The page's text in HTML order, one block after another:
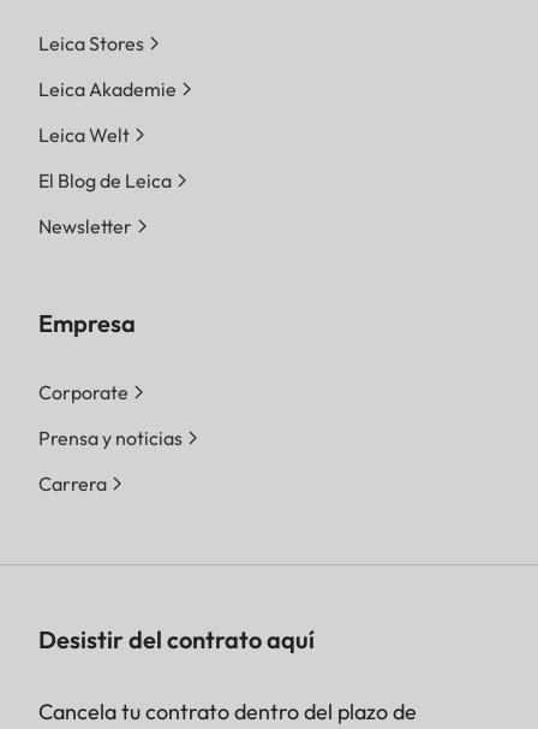
Leica Stores
Leica Akademie
Leica Welt
El Blog de Leica
Newsletter
Empresa
Corporate
Prensa y noticias
Carrera
Desistir del contrato aquí
Cancela tu contrato dentro del plazo de